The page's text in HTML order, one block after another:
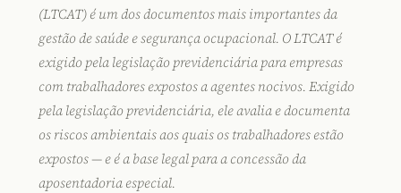
(LTCAT) é um dos documentos mais importantes da
gestão de saúde e segurança ocupacional. OLTCATé
exigido pela legislação previdenciária para empresas
com trabalhadores expostos a agentes nocivos. Exigido
pela legislação previdenciária, ele avalia e documenta
os riscos ambientais aos quais os trabalhadores estão
expostos — e é a base legal para a concessão da
aposentadoria especial.